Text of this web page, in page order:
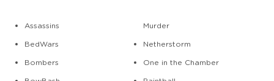
Assassins
BedWars
Bombers
Murder
Netherstorm
One in the Chamber